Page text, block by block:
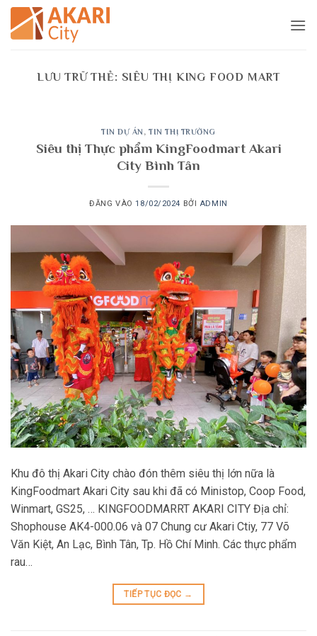
Bỏ
qua
nội
LƯU TRỮ THẺ: SIÊU THỊ KING FOOD MART
TIN DỰ ÁN ,TIN THỊ TRƯỜNG
Siêu thị Thực phẩm KingFoodmart Akari
City Bình Tân
ĐĂNG VÀO18/02/2024 BỞI ADMIN
Khu đô thị Akari City chào đón thêm siêu thị lớn nữa là
KingFoodmart Akari City sau khi đã có Ministop, Coop Food,
Winmart, GS25, … KINGFOODMARRT AKARI CITY Địa chỉ:
Shophouse AK4-000.06 và 07 Chung cư Akari Ctiy, 77 Võ
Văn Kiệt, An Lạc, Bình Tân, Tp. Hồ Chí Minh. Các thực phẩm
rau…
TIẾP TỤC ĐỌC →